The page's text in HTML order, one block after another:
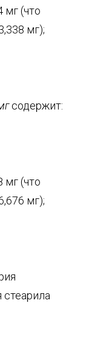
мг (что
мг);
содержит:
мг (что
мг);
стеарила